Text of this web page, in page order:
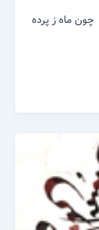
ز پرده